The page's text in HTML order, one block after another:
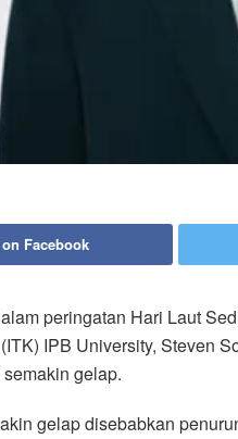
Facebook
peringatan Hari Laut
IPB University, Steven
gelap.
gelap disebabkan